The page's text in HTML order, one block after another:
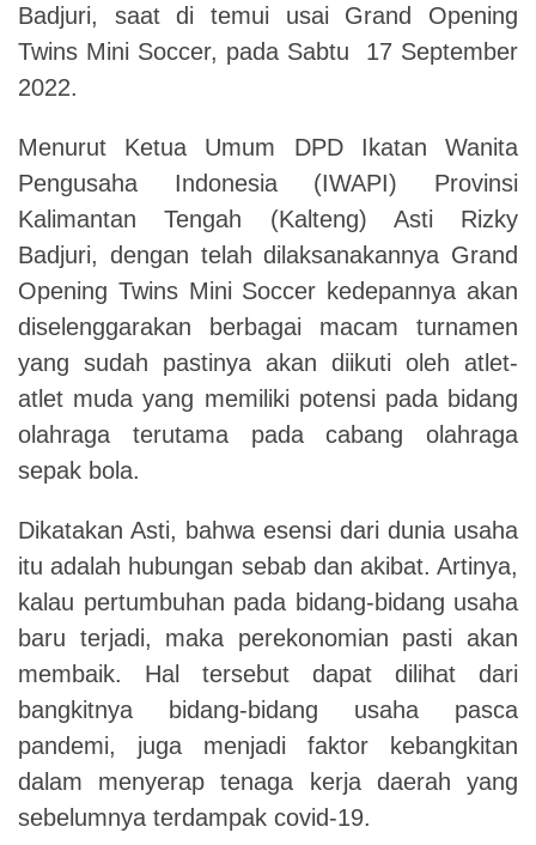
Badjuri, saat di temui usai Grand Opening
Twins Mini Soccer, pada Sabtu 17 September
2022.
Menurut Ketua Umum DPD Ikatan Wanita
Pengusaha Indonesia (IWAPI) Provinsi
Kalimantan Tengah (Kalteng) Asti Rizky
Badjuri, dengan telah dilaksanakannya Grand
Opening Twins Mini Soccer kedepannya akan
diselenggarakan berbagai macam turnamen
yang sudah pastinya akan diikuti oleh atlet-
atlet muda yang memiliki potensi pada bidang
olahraga terutama pada cabang olahraga
sepak bola.
Dikatakan Asti, bahwa esensi dari dunia usaha
itu adalah hubungan sebab dan akibat. Artinya,
kalau pertumbuhan pada bidang-bidang usaha
baru terjadi, maka perekonomian pasti akan
membaik. Hal tersebut dapat dilihat dari
bangkitnya bidang-bidang usaha pasca
pandemi, juga menjadi faktor kebangkitan
dalam menyerap tenaga kerja daerah yang
sebelumnya terdampak covid-19.